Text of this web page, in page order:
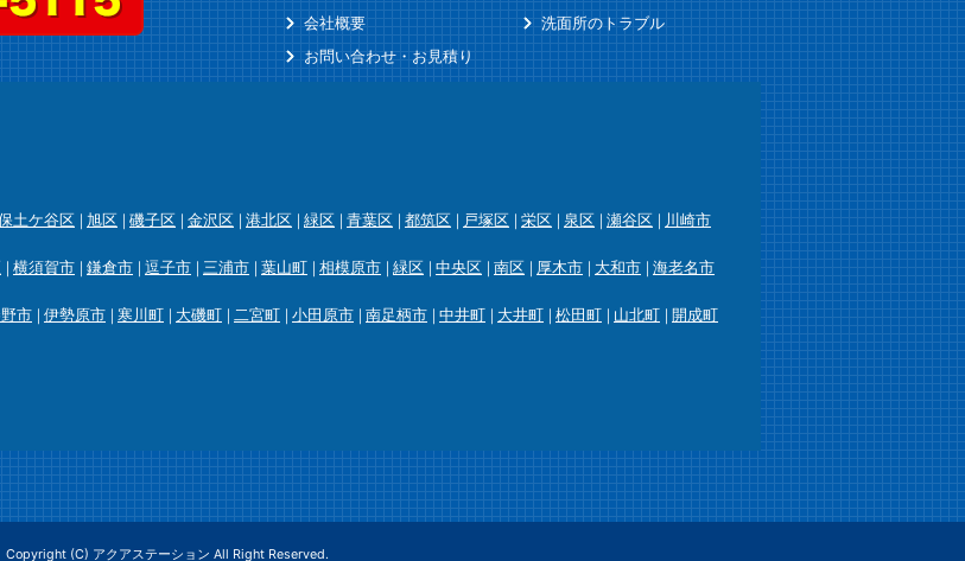
会社概要
お問い合わせ・お見積り
洗面所のトラブル
土ケ谷区 旭区 磯子区 金沢区 港北区 緑区 青葉区 都筑区 戸塚区 栄区 泉区 瀬谷区 川崎市
横須賀市 鎌倉市 逗子市 三浦市 葉山町 相模原市 緑区 中央区 南区 厚木市 大和市 海老名市
市 伊勢原市 寒川町 大磯町 二宮町 小田原市 南足柄市 中井町 大井町 松田町 山北町 開成町
Copyright (C) アクアステーション All Right Reserved.